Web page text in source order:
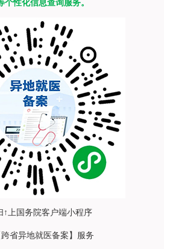
性化信息查询服务。
↑上国务院客户端小程序
省异地就医备案】服务